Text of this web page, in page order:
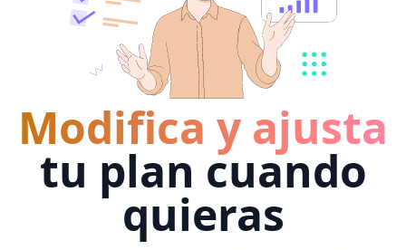
Modifica y ajusta
tu plan cuando
quieras